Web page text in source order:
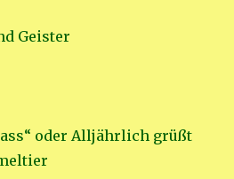
Geister
oder Alljährlich grüßt